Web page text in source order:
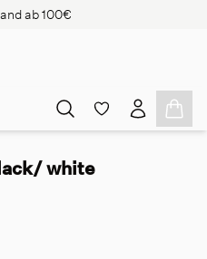
ab 100€
white